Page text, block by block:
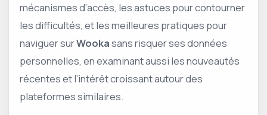
mécanismes d’accès, les astuces pour contourner
les difficultés, et les meilleures pratiques pour
naviguer surWookasans risquer ses données
personnelles, en examinant aussi les nouveautés
récentes et l’intérêt croissant autour des
plateformes similaires.